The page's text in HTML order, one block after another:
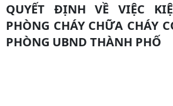
QUYẾT ĐỊNH VỀ VIỆC KIỆN TOÀN ĐỘI
PHÒNG CHÁY CHỮA CHÁY
PHÒNG UBND THÀNH PHỐ